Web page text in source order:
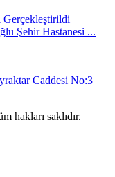
Gerçekleştirildi
Şehir Hastanesi ...
Caddesi No:3
hakları saklıdır.